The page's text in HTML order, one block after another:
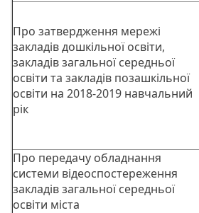
Про затвердження мережі
закладів дошкільної освіти,
закладів загальної середньої
освіти та закладів позашкільної
освіти на 2018-2019 навчальний
рік
Про передачу обладнання
системи відеоспостереження
закладів загальної середньої
освіти міста